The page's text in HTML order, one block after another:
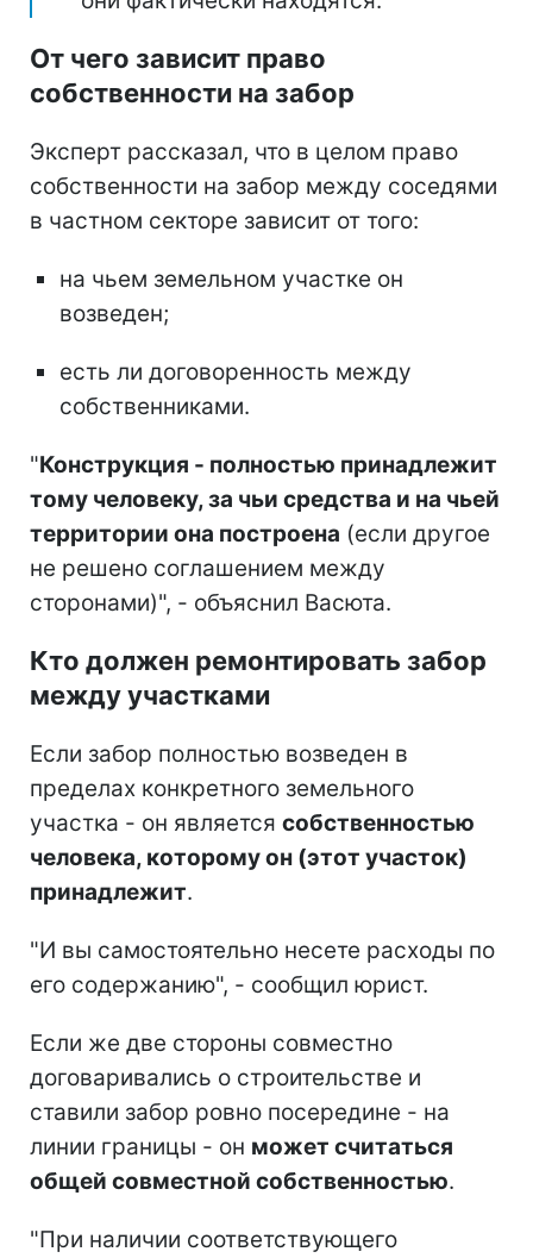
От чего зависит право
собственности на забор
Эксперт рассказал, что в целом право
собственности на забор между соседями
в частном секторе зависит от того:
на чьем земельном участке он
возведен;
есть ли договоренность между
собственниками.
"Конструкция - полностью принадлежит
тому человеку, за чьи средства и на чьей
территории она построена (если другое
не решено соглашением между
сторонами)", - объяснил Васюта.
Кто должен ремонтировать забор
между участками
Если забор полностью возведен в
пределах конкретного земельного
участка - он является собственностью
человека, которому он (этот участок)
принадлежит.
"И вы самостоятельно несете расходы по
его содержанию", - сообщил юрист.
Если же две стороны совместно
договаривались о строительстве и
ставили забор ровно посередине - на
линии границы - он может считаться
общей совместной собственностью.
"При наличии соответствующего